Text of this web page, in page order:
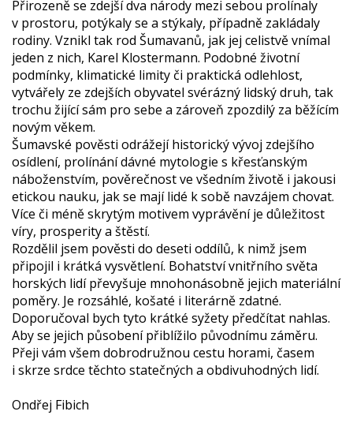
Přirozeně se zdejší dva národy mezi sebou prolínaly
v prostoru, potýkaly se a stýkaly, případně zakládaly
rodiny. Vznikl tak rod Šumavanů, jak jej celistvě vnímal
jeden z nich, Karel Klostermann. Podobné životní
podmínky, klimatické limity či praktická odlehlost,
vytvářely ze zdejších obyvatel svérázný lidský druh, tak
trochu žijící sám pro sebe a zároveň zpozdilý za běžícím
novým věkem.
Šumavské pověsti odrážejí historický vývoj zdejšího
osídlení, prolínání dávné mytologie s křesťanským
náboženstvím, pověrečnost ve všedním životě i jakousi
etickou nauku, jak se mají lidé k sobě navzájem chovat.
Více či méně skrytým motivem vyprávění je důležitost
víry, prosperity a štěstí.
Rozdělil jsem pověsti do deseti oddílů, k nimž jsem
připojil i krátká vysvětlení. Bohatství vnitřního světa
horských lidí převyšuje mnohonásobně jejich materiální
poměry. Je rozsáhlé, košaté i literárně zdatné.
Doporučoval bych tyto krátké syžety předčítat nahlas.
Aby se jejich působení přiblížilo původnímu záměru.
Přeji vám všem dobrodružnou cestu horami, časem
i skrze srdce těchto statečných a obdivuhodných lidí.
Ondřej Fibich